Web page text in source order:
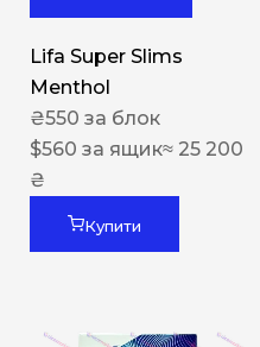
Lifa Super Slims
Menthol
₴550 за блок
$560 за ящик≈ 25 200
₴
Купити